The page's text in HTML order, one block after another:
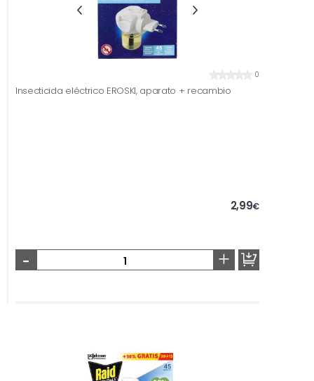
0
Insecticida eléctrico EROSKI, aparato + recambio
2,99€
- +